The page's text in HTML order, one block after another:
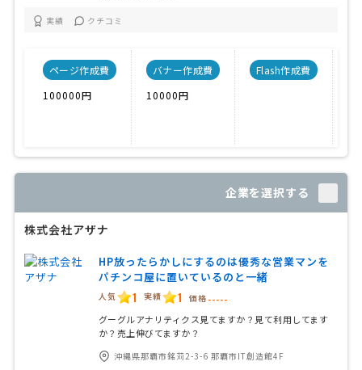
実績 クチコミ
ページ作成費
100000円
バナー作成費
10000円
Flash作成費
企業を選択する
株式会社アザナ
HP放ったらかしにするのは優秀な営業マンを
パチンコ屋に置いているのと一緒
人気 1 実績 1 価格 -----
グーグルアナリティクス見てますか？見て利用してます
か？売上伸びてますか？
沖縄県那覇市銘苅2-3-6 那覇市IT創造館4F